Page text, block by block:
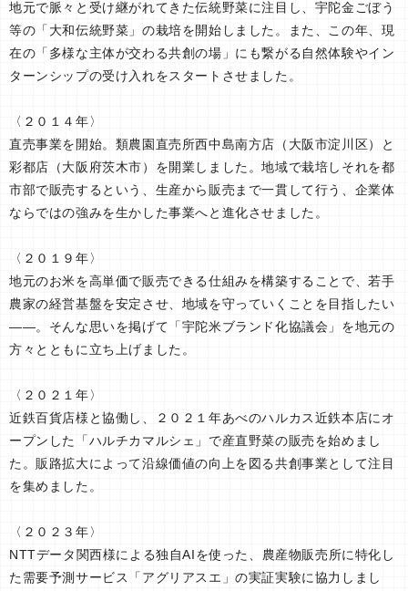
地元で脈々と受け継がれてきた伝統野菜に注目し、宇陀金ごぼう
等の「大和伝統野菜」の栽培を開始しました。また、この年、現
在の「多様な主体が交わる共創の場」にも繋がる自然体験やイン
ターンシップの受け入れをスタートさせました。
〈２０１４年〉
直売事業を開始。類農園直売所西中島南方店（大阪市淀川区）と
彩都店（大阪府茨木市）を開業しました。地域で栽培しそれを都
市部で販売するという、生産から販売まで一貫して行う、企業体
ならではの強みを生かした事業へと進化させました。
〈２０１９年〉
地元のお米を高単価で販売できる仕組みを構築することで、若手
農家の経営基盤を安定させ、地域を守っていくことを目指したい
――。そんな思いを掲げて「宇陀米ブランド化協議会」を地元の
方々とともに立ち上げました。
〈２０２１年〉
近鉄百貨店様と協働し、２０２１年あべのハルカス近鉄本店にオ
ープンした「ハルチカマルシェ」で産直野菜の販売を始めまし
た。販路拡大によって沿線価値の向上を図る共創事業として注目
を集めました。
〈２０２３年〉
NTTデータ関西様による独自AIを使った、農産物販売所に特化し
た需要予測サービス「アグリアスエ」の実証実験に協力しまし